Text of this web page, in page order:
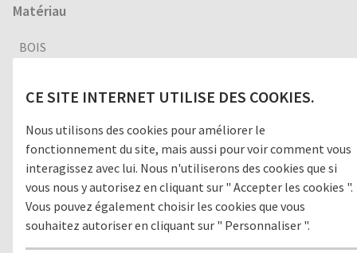
CE SITE INTERNET UTILISE DES COOKIES.
Nous utilisons des cookies pour améliorer le
fonctionnement du site, mais aussi pour voir comment vous
interagissez avec lui. Nous n'utiliserons des cookies que si
vous nous y autorisez en cliquant sur " Accepter les cookies ".
Vous pouvez également choisir les cookies que vous
souhaitez autoriser en cliquant sur " Personnaliser ".
Matériau
BOIS
OUVERT FERMÉ
Environnement